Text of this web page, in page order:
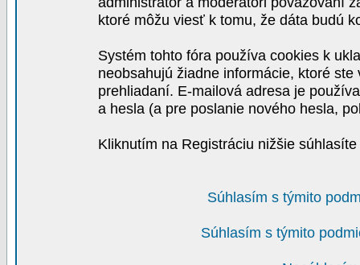
ktoré môžu viesť k tomu, že dáta budú
Systém tohto fóra používa cookies k
neobsahujú žiadne informácie, ktoré
prehliadaní. E-mailová adresa je
a hesla (a pre poslanie nového hesla,
Kliknutím na Registráciu nižšie
Súhlasím s týmito
Súhlasím s týmito